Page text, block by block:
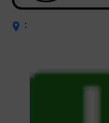
：